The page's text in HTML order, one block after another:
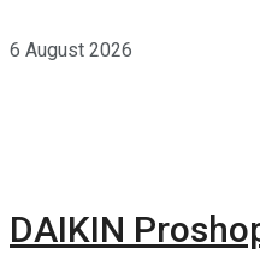
6 August 2026
DAIKIN